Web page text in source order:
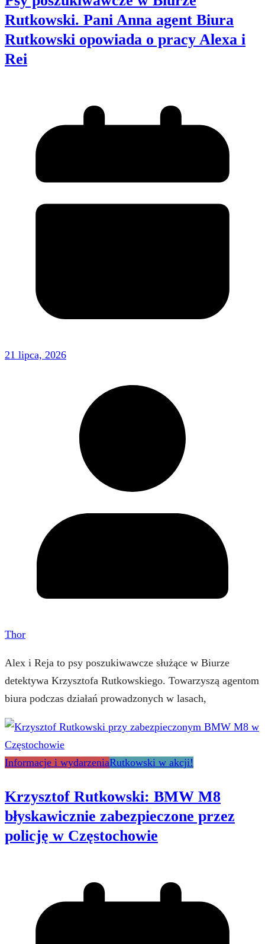
Rutkowski. Pani Anna agent Biura
Rutkowski opowiada o pracy Alexa i
Rei
21 lipca, 2026
Thor
Alex i Reja to psy poszukiwawcze służące w Biurze
detektywa Krzysztofa Rutkowskiego. Towarzyszą agentom
biura podczas działań prowadzonych w lasach,
Informacje i wydarzeniaRutkowski w akcji!
Krzysztof Rutkowski: BMW M8
błyskawicznie zabezpieczone przez
policję w Częstochowie